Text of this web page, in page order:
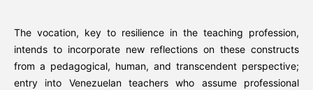
The vocation, key to resilience in the teaching profession,
intends to incorporate new reflections on these constructs
from a pedagogical, human, and transcendent perspective;
entry into Venezuelan teachers who assume professional